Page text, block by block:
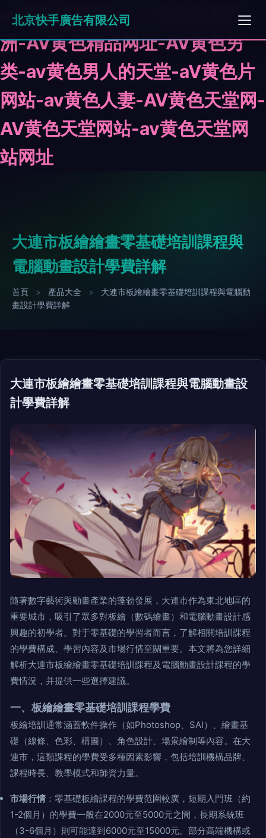
av黄色电影网址-av黄色电影亚
洲-AV黄色精品网址-AV黄色另
类-av黄色男人的天堂-aV黄色片
网站-av黄色人妻-AV黄色天堂网-
AV黄色天堂网站-av黄色天堂网
站网址
北京快手廣告有限公司
大連市板繪繪畫零基礎培訓課程與
電腦動畫設計學費詳解
首頁 > 產品大全 >
大連市板繪繪畫零基礎培訓課程與電腦動
畫設計學費詳解
大連市板繪繪畫零基礎培訓課程與電腦動畫設
計學費詳解
隨著數字藝術與動畫產業的蓬勃發展，大連市作為東北地區的
重要城市，吸引了眾多對板繪（數碼繪畫）和電腦動畫設計感
興趣的初學者。對于零基礎的學習者而言，了解相關培訓課程
的學費構成、學習內容及市場行情至關重要。本文將為您詳細
解析大連市板繪繪畫零基礎培訓課程及電腦動畫設計課程的學
費情況，并提供一些選擇建議。
一、板繪繪畫零基礎培訓課程學費
板繪培訓通常涵蓋軟件操作（如Photoshop、SAI）、繪畫基
礎（線條、色彩、構圖）、角色設計、場景繪制等內容。在大
連市，這類課程的學費受多種因素影響，包括培訓機構品牌、
課程時長、教學模式和師資力量。
市場行情 ：零基礎板繪課程的學費范圍較廣，短期入門班（約
1-2個月）的學費一般在2000元至5000元之間，長期系統班
（3-6個月）則可能達到6000元至15000元。部分高端機構或